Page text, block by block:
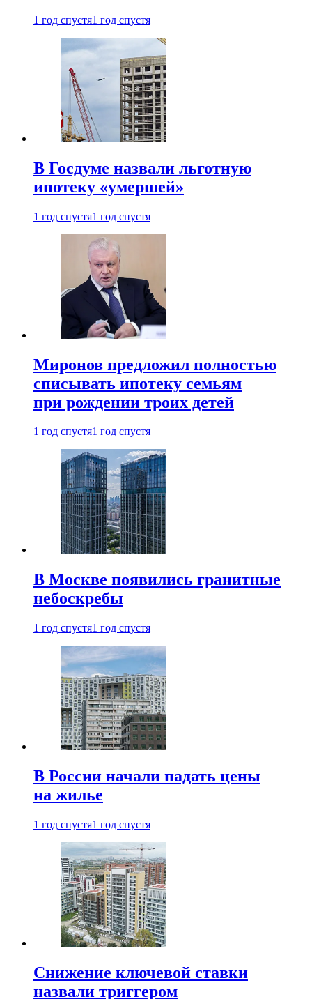
1 год спустя1 год спустя
В Госдуме назвали льготную
ипотеку «умершей»
1 год спустя1 год спустя
Миронов предложил полностью
списывать ипотеку семьям
при рождении троих детей
1 год спустя1 год спустя
В Москве появились гранитные
небоскребы
1 год спустя1 год спустя
В России начали падать цены
на жилье
1 год спустя1 год спустя
Снижение ключевой ставки
назвали триггером